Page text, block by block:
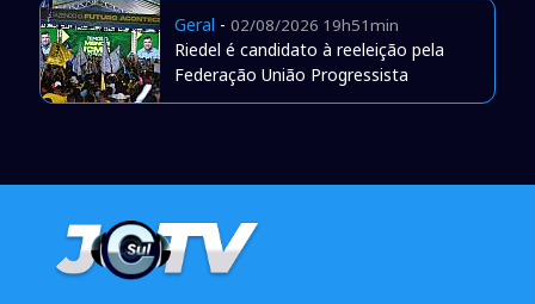
Geral - 02/08/2026 19h51min
Riedel é candidato à reeleição pela
Federação União Progressista